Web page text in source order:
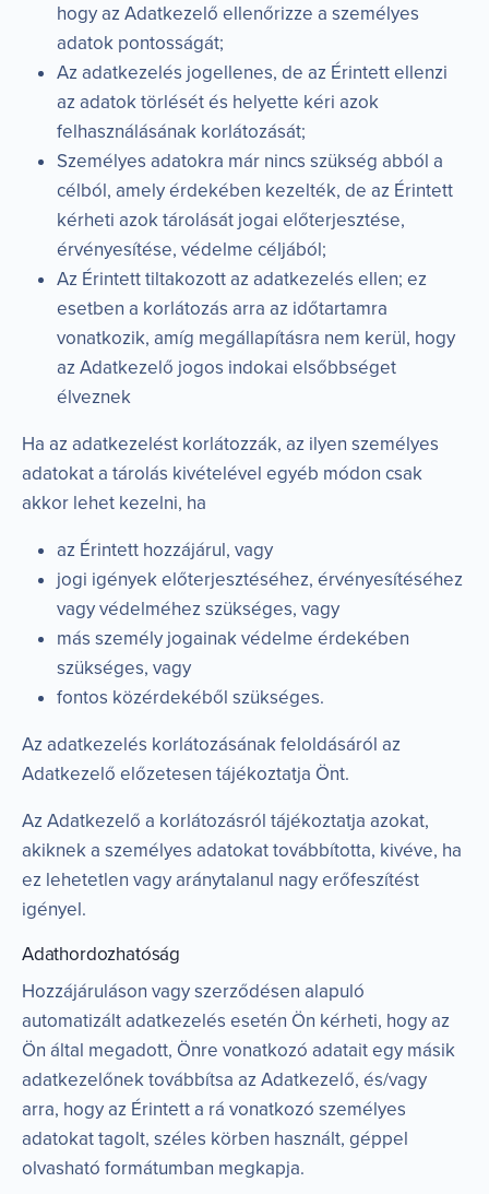
hogy az Adatkezelő ellenőrizze a személyes
adatok pontosságát;
Az adatkezelés jogellenes, de az Érintett ellenzi
az adatok törlését és helyette kéri azok
felhasználásának korlátozását;
Személyes adatokra már nincs szükség abból a
célból, amely érdekében kezelték, de az Érintett
kérheti azok tárolását jogai előterjesztése,
érvényesítése, védelme céljából;
Az Érintett tiltakozott az adatkezelés ellen; ez
esetben a korlátozás arra az időtartamra
vonatkozik, amíg megállapításra nem kerül, hogy
az Adatkezelő jogos indokai elsőbbséget
élveznek
Ha az adatkezelést korlátozzák, az ilyen személyes
adatokat a tárolás kivételével egyéb módon csak
akkor lehet kezelni, ha
az Érintett hozzájárul, vagy
jogi igények előterjesztéséhez, érvényesítéséhez
vagy védelméhez szükséges, vagy
más személy jogainak védelme érdekében
szükséges, vagy
fontos közérdekéből szükséges.
Az adatkezelés korlátozásának feloldásáról az
Adatkezelő előzetesen tájékoztatja Önt.
Az Adatkezelő a korlátozásról tájékoztatja azokat,
akiknek a személyes adatokat továbbította, kivéve, ha
ez lehetetlen vagy aránytalanul nagy erőfeszítést
igényel.
Adathordozhatóság
Hozzájáruláson vagy szerződésen alapuló
automatizált adatkezelés esetén Ön kérheti, hogy az
Ön által megadott, Önre vonatkozó adatait egy másik
adatkezelőnek továbbítsa az Adatkezelő, és/vagy
arra, hogy az Érintett a rá vonatkozó személyes
adatokat tagolt, széles körben használt, géppel
olvasható formátumban megkapja.